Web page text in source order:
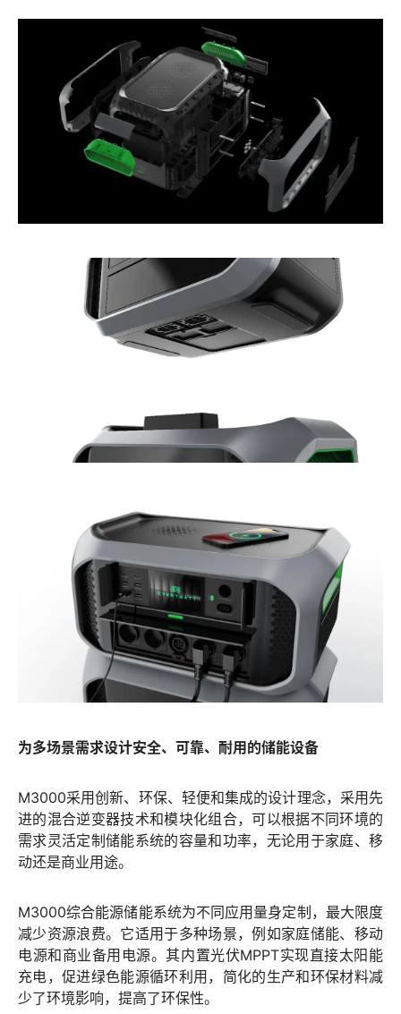
为多场景需求设计安全、可靠、耐用的储能设备
M3000采用创新、环保、轻便和集成的设计理念，采用先
进的混合逆变器技术和模块化组合，可以根据不同环境的
需求灵活定制储能系统的容量和功率，无论用于家庭、移
动还是商业用途。
M3000综合能源储能系统为不同应用量身定制，最大限度
减少资源浪费。它适用于多种场景，例如家庭储能、移动
电源和商业备用电源。其内置光伏MPPT实现直接太阳能
充电，促进绿色能源循环利用，简化的生产和环保材料减
少了环境影响，提高了环保性。